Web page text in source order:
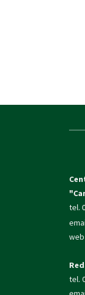
tel.
web
tel.